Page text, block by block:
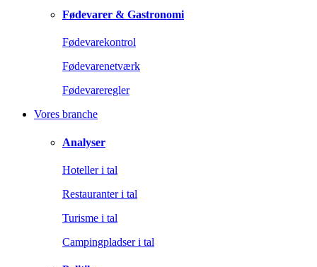
Fødevarer & Gastronomi
Fødevarekontrol
Fødevarenetværk
Fødevareregler
Vores branche
Analyser
Hoteller i tal
Restauranter i tal
Turisme i tal
Campingpladser i tal